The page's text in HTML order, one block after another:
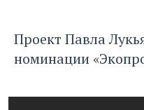
Проект Павла
номинации